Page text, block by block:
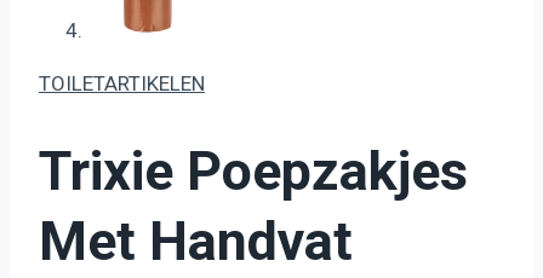
TOILETARTIKELEN
Trixie Poepzakjes
Met Handvat